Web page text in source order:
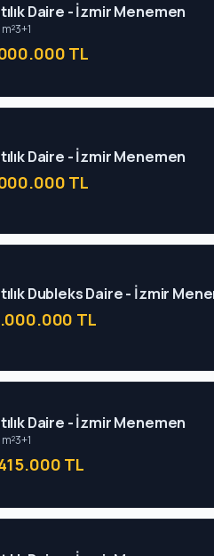
Daire - İzmir Menemen
3+1
TL
Daire - İzmir Menemen
TL
Dubleks Daire - İzmir
TL
Daire - İzmir Menemen
3+1
TL